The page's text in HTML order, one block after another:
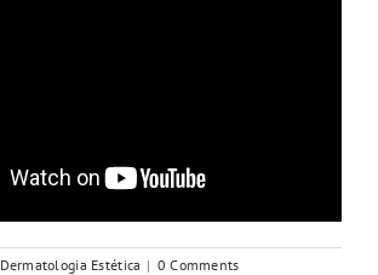
Dermatologia Estética | 0 Comments